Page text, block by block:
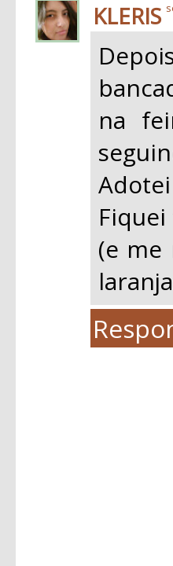
KLERIS
na
(e me